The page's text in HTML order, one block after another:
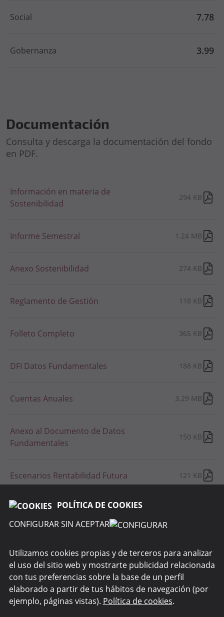
POLÍTICA DE COOKIES
CONFIGURAR SIN ACEPTAR
Utilizamos cookies propias y de terceros para analizar
el uso del sitio web y mostrarte publicidad relacionada
con tus preferencias sobre la base de un perfil
elaborado a partir de tus hábitos de navegación (por
ejemplo, páginas vistas). Política de cookies.
Social 7.78
Gobernanza 3.99
Documentación
Consulta y descarga la documentación del fondo
en PDF.
Información en materia de
Sostenibilidad
294 KB
Informe Semestral 1.24 MB
Anexo Sostenibilidad 274 KB
Reglamento de Gestión 118 KB
Folleto Completo 365 KB
DFI Datos Fundamentales 188 KB
Cuentas Anuales 3.29 MB
Anexo al Documento de Datos
Fundamentales
150 KB
Escenarios Rentabilidad Futura 121 KB
WEBS DEL GRUPO
SEGURIDAD